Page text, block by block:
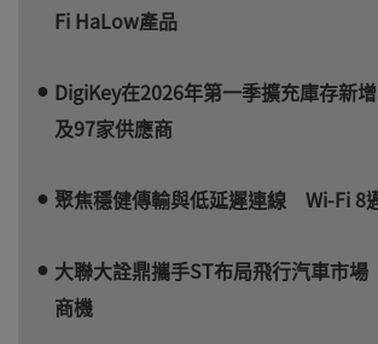
Fi HaLow產品
DigiKey在2026年第一季擴充庫存新
及97家供應商
聚焦穩健傳輸與低延遲連線 Wi-Fi 8
大聯大詮鼎攜手ST布局飛行汽車市
商機